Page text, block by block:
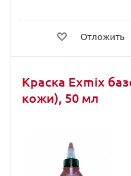
Отложить
Краска Exmix
кожи), 50 мл